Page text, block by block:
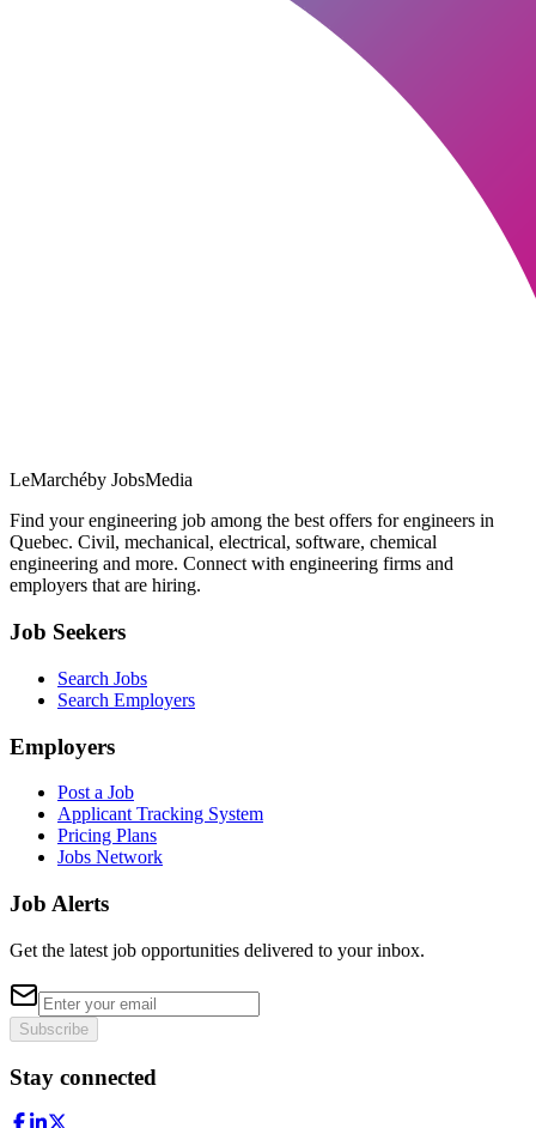
LeMarchéby JobsMedia
Find your engineering job among the best offers for engineers in
Quebec. Civil, mechanical, electrical, software, chemical
engineering and more. Connect with engineering firms and
employers that are hiring.
Job Seekers
Search Jobs
Search Employers
Employers
Post a Job
Applicant Tracking System
Pricing Plans
Jobs Network
Job Alerts
Get the latest job opportunities delivered to your inbox.
Subscribe
Stay connected